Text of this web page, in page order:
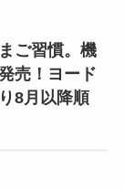
ご習慣。機
売！ヨード
8月以降順